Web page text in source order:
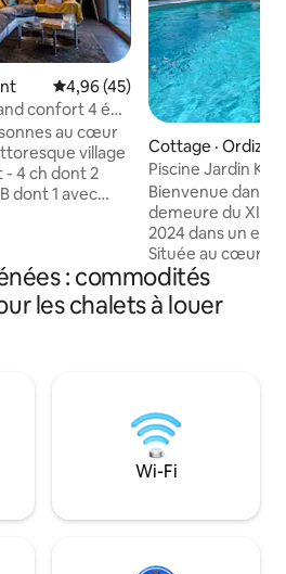
Note moyenne de 4,96 sur 5,
4,96 (45)
confort 4 épis
au cœur
village
dont 1 avec
le parc national
lac Estaing, du
Gazost et sa
Cottage · Ordizan
Piscine Jardin
Tourmalet
Bienvenue dans
demeure du XIXᵉ siècle,
2024 dans un
Située au cœur des
la jolie ville de
maison est
nature et
randonnée, ski,
couples en quête
d’authenticité.
: commodités
les chalets à louer
Wi-Fi